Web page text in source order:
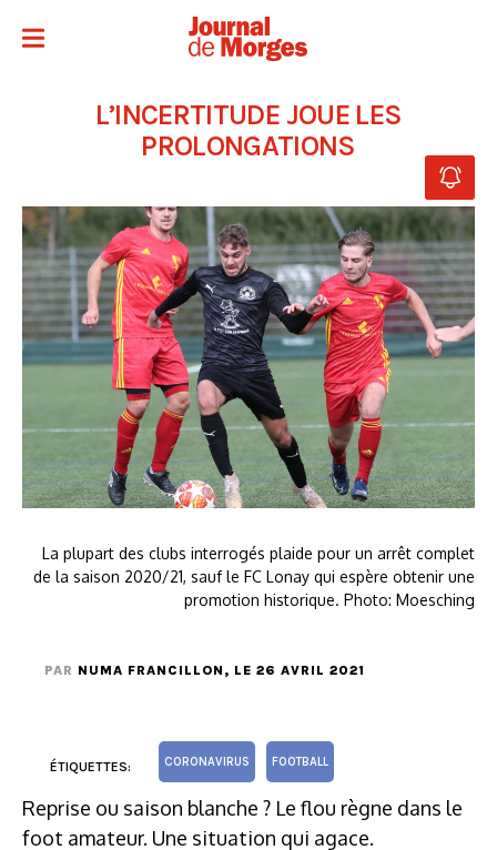
L’INCERTITUDE JOUE LES
PROLONGATIONS
La plupart des clubs interrogés plaide pour un arrêt complet
de la saison 2020/21, sauf le FC Lonay qui espère obtenir une
promotion historique. Photo: Moesching
PAR NUMA FRANCILLON , LE 26 AVRIL 2021
ÉTIQUETTES: CORONAVIRUS FOOTBALL
Reprise ou saison blanche ? Le flou règne dans le
foot amateur. Une situation qui agace.